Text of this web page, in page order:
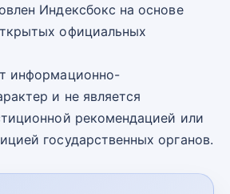
Индексбокс на основе
официальных
информационно-
и не является
рекомендацией или
государственных органов.